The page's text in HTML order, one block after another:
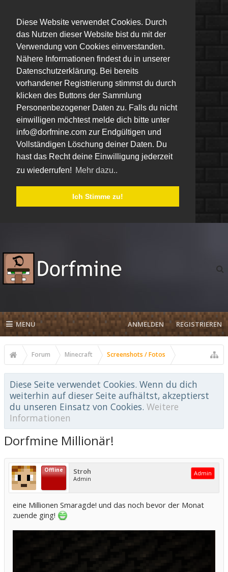
Diese Website verwendet Cookies. Durch
das Nutzen dieser Website bist du mit der
Verwendung von Cookies einverstanden.
Nähere Informationen findest du in unserer
Datenschutzerklärung. Bei bereits
vorhandener Registrierung stimmst du durch
klicken des Buttons der Sammlung
Personenbezogener Daten zu. Falls du nicht
einwilligen möchtest melde dich bitte unter
info@dorfmine.com zur Endgültigen und
Vollständigen Löschung deiner Daten. Du
hast das Recht deine Einwilligung jederzeit
zu wiederrufen! Mehr dazu..
Ich Stimme zu!
MENU ANMELDEN REGISTRIEREN
Forum Minecraft Screenshots / Fotos
Diese Seite verwendet Cookies. Wenn du dich
weiterhin auf dieser Seite aufhältst, akzeptierst
du unseren Einsatz von Cookies. Weitere
Informationen
Dorfmine Millionär!
Offline Stroh
Admin
Admin
eine Millionen Smaragde! und das noch bevor der Monat
zuende ging!